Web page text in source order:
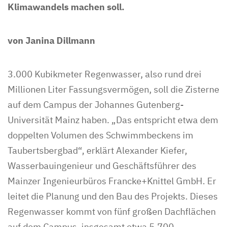
Klimawandels machen soll.
von Janina Dillmann
3.000 Kubikmeter Regenwasser, also rund drei
Millionen Liter Fassungsvermögen, soll die Zisterne
auf dem Campus der Johannes Gutenberg-
Universität Mainz haben. „Das entspricht etwa dem
doppelten Volumen des Schwimmbeckens im
Taubertsbergbad“, erklärt Alexander Kiefer,
Wasserbauingenieur und Geschäftsführer des
Mainzer Ingenieurbüros Francke+Knittel GmbH. Er
leitet die Planung und den Bau des Projekts. Dieses
Regenwasser kommt von fünf großen Dachflächen